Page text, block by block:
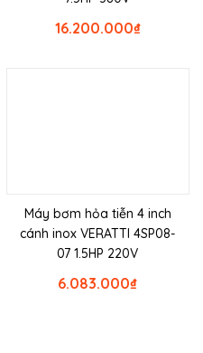
₫
16.200.000
Máy bơm hỏa tiễn 4 inch
cánh inox VERATTI 4SP08-
07 1.5HP 220V
₫
6.083.000